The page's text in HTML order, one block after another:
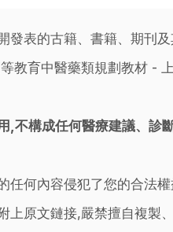
發表的古籍、書籍、期刊
教育中醫藥類規劃教材 -
,不構成任何醫療建議、
何內容侵犯了您的合法
上原文鏈接,嚴禁擅自複製